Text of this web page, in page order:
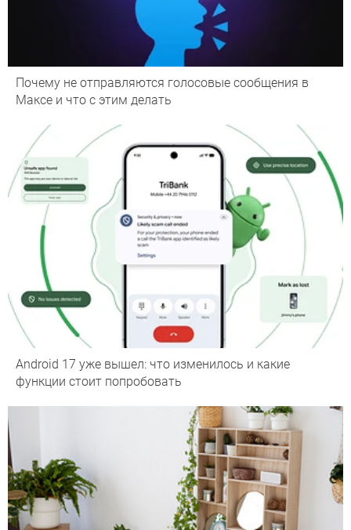
Почему не отправляются голосовые сообщения в
Максе и что с этим делать
Android 17 уже вышел: что изменилось и какие
функции стоит попробовать